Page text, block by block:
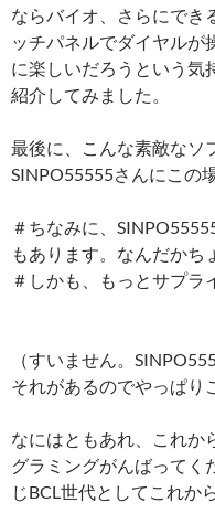
ならバイオ、さらにでき
ッチパネルでダイヤルが
に楽しいだろうという気
紹介してみました。
最後に、こんな素敵なソ
SINPO55555さんにこの
＃ちなみに、
もあります。なんだかち
＃しかも、もっとサプラ
（すいません。
それがあるのでやっぱり
なにはともあれ、これか
グラミングがんばってく
じBCL世代としてこれか